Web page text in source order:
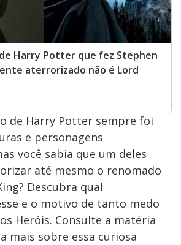
Harry Potter que fez Stephen
aterrorizado não é Lord
de Harry Potter sempre foi
e personagens
você sabia que um deles
até mesmo o renomado
Descubra qual
e o motivo de tanto medo
Heróis. Consulte a matéria
mais sobre essa curiosa